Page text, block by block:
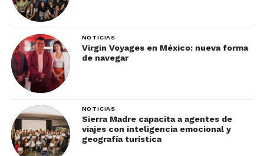
NOTICIAS
Virgin Voyages en México: nueva forma
de navegar
NOTICIAS
Sierra Madre capacita a agentes de
viajes con inteligencia emocional y
geografía turística